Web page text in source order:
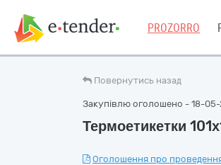
PROZORRO
Повернутись назад
Закупівлю оголошено - 18-05-
Термоетикетки
Оголошення про